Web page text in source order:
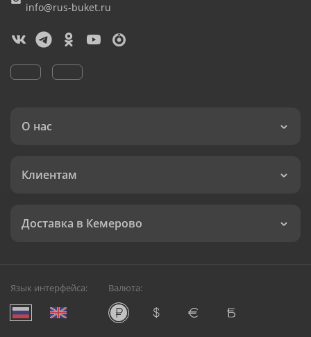
info@rus-buket.ru
О нас
Клиентам
Доставка в Кемерово
Язык интерфейса: Валюта: